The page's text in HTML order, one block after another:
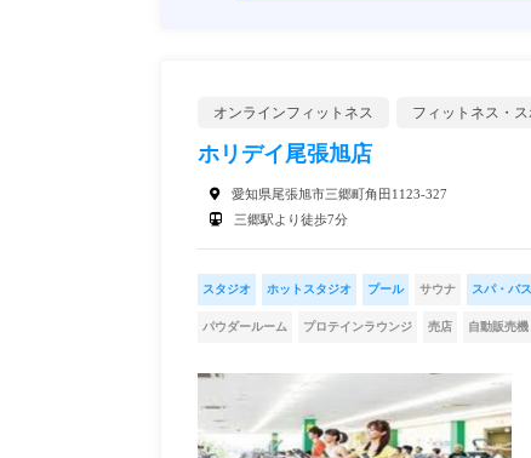
オンラインフィットネス フィットネス・
ホリデイ尾張旭店
愛知県尾張旭市三郷町角田1123-327
三郷駅より徒歩7分
スタジオ ホットスタジオ プール サウナ スパ・バ
パウダールーム プロテインラウンジ 売店 自動販売機